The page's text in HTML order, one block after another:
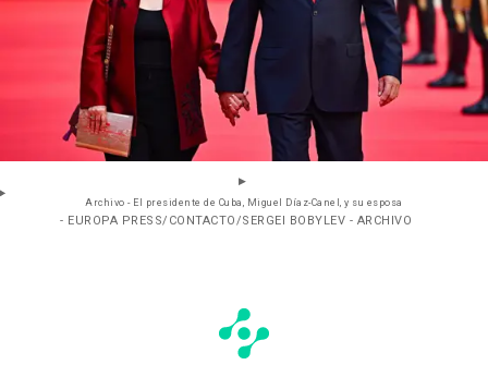
Archivo - El presidente de Cuba, Miguel Díaz-Canel, y su esposa
- EUROPA PRESS/CONTACTO/SERGEI BOBYLEV - ARCHIVO